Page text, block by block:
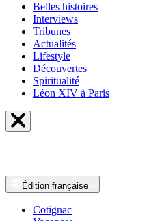
Belles histoires
Interviews
Tribunes
Actualités
Lifestyle
Découvertes
Spiritualité
Léon XIV à Paris
Édition française
Cotignac